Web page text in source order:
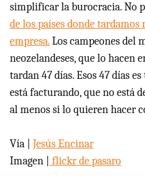
simplificar la burocracia. No
de los países donde
empresa.Los campeones del
neozelandeses, que lo hacen
tardan 47 días. Esos 47 días
está facturando, que no está
al menos si lo quieren hacer
Vía | Jesús Encinar
Imagen |
flickr de pasaro